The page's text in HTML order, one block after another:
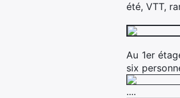
été, VTT,
Au 1er
six
....